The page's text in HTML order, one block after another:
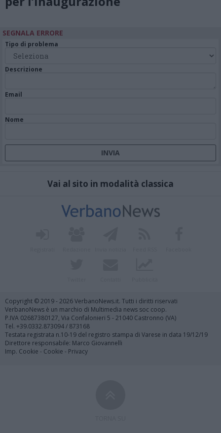
SEGNALA ERRORE
Tipo di problema
Descrizione
Email
Nome
Vai al sito in modalità classica
Copyright © 2019 - 2026 VerbanoNews.it. Tutti i diritti riservati
VerbanoNews è un marchio di Multimedia news soc coop.
P.IVA 02687380127, Via Confalonieri 5 - 21040 Castronno (VA)
Tel. +39.0332.873094 / 873168
Testata registrata n.10-19 del registro stampa di Varese in data 19/12/19
Direttore responsabile: Marco Giovannelli
Imp. Cookie - Cookie - Privacy